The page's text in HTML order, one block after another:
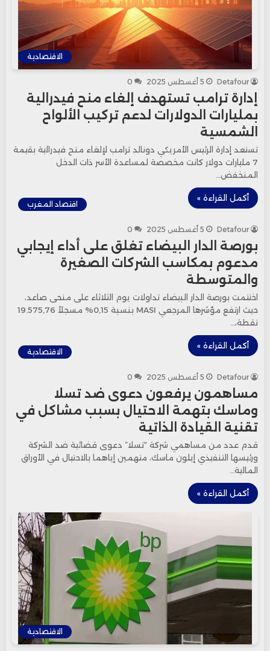
الاقتصادية
Detafour 5 أغسطس 2025 0
إدارة ترامب تستهدف إلغاء منح فيدرالية
بمليارات الدولارات لدعم تركيب الألواح
الشمسية
تستعد إدارة الرئيس الأمريكي دونالد ترامب لإلغاء منح فيدرالية بقيمة
7 مليارات دولار كانت مخصصة لمساعدة الأسر ذات الدخل
المنخفض…
أكمل القراءة »
اقتصاد المغرب
Detafour 5 أغسطس 2025 0
بورصة الدار البيضاء تغلق على أداء إيجابي
مدعوم بمكاسب الشركات الصغيرة
والمتوسطة
اختتمت بورصة الدار البيضاء تداولات يوم الثلاثاء على منحى صاعد،
حيث ارتفع مؤشرها المرجعي MASI بنسبة 0,15% مسجلاً 19.575,76
نقطة،…
أكمل القراءة »
الاقتصادية
Detafour 5 أغسطس 2025 0
مساهمون يرفعون دعوى ضد تسلا
وماسك بتهمة الاحتيال بسبب مشاكل في
تقنية القيادة الذاتية
قدم عدد من مساهمي شركة “تسلا” دعوى قضائية ضد الشركة
ورئيسها التنفيذي إيلون ماسك، متهمين إياهما بالاحتيال في الأوراق
المالية…
أكمل القراءة »
الاقتصادية